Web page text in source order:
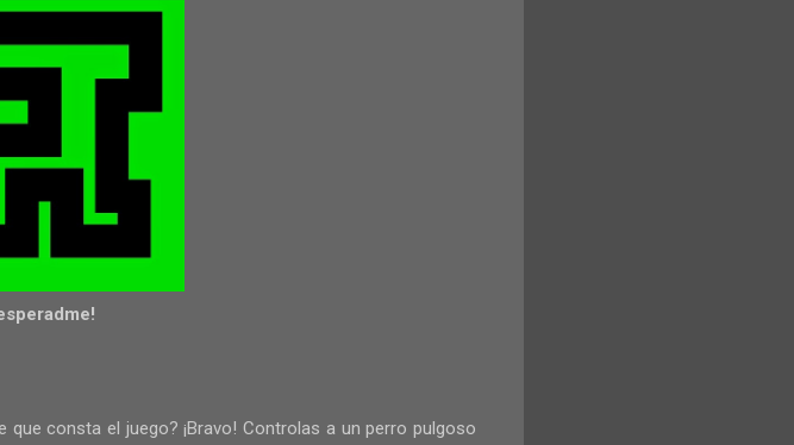
consta el juego? ¡Bravo! Controlas a un perro pulgoso